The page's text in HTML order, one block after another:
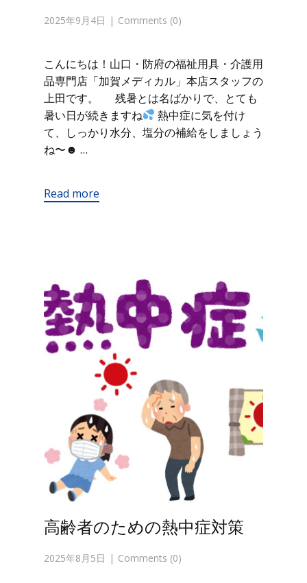
2025年9月4日 Comments (0)
こんにちは！山口・防府の福祉用具・介護用
品専門店「加賀メディカル」本店スタッフの
上田です。 残暑とは名ばかりで、とても
暑い日が続きますね
熱中症に気を付け
て、しっかり水分、塩分の補給をしましょう
ね〜☻ …
Read more
高齢者のための熱中症対策
2025年8月5日 Comments (0)